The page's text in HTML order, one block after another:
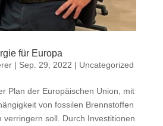
für Europa
| Sep. 29, 2022 | Uncategorized
Plan der Europäischen Union, mit
von fossilen Brennstoffen
verringern soll. Durch Investitionen